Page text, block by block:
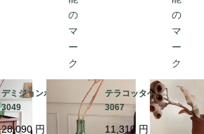
デミジョンボトル Fc-
3049
28,090 円
テラコッタベース Fc-
3067
11,310 円